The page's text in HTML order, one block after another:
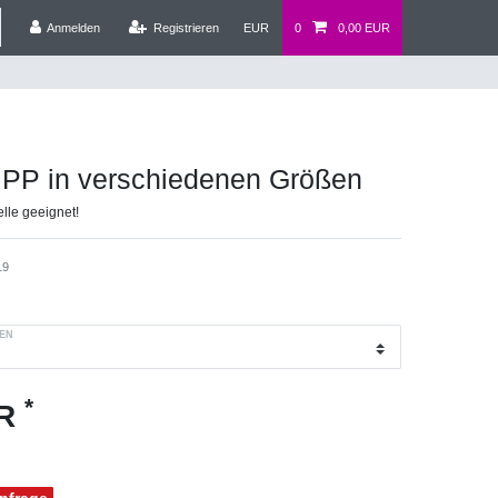
Anmelden
Registrieren EUR 0 0,00 EUR
in verschiedenen Größen
geeignet!
*